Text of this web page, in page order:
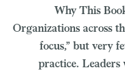
Why This
Organizations across
focus,” but very
practice. Leaders